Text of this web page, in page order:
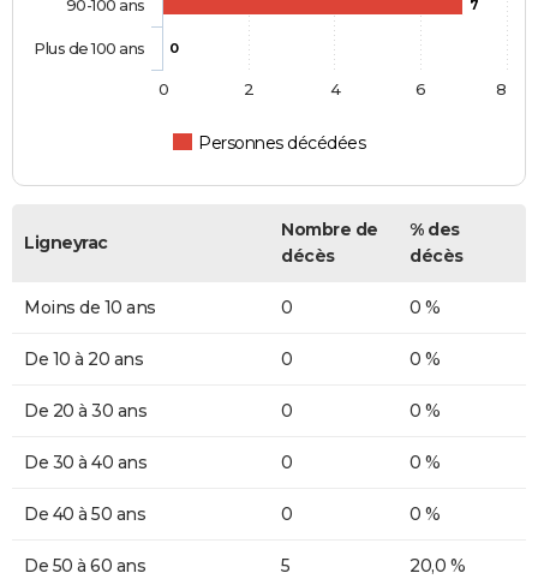
7
0
Personnes décédées
90-100 ans
Plus de 100 ans
0 2 4 6 8
Ligneyrac
Nombre de
décès
% des
décès
Moins de 10 ans 0 0 %
De 10 à 20 ans 0 0 %
De 20 à 30 ans 0 0 %
De 30 à 40 ans 0 0 %
De 40 à 50 ans 0 0 %
De 50 à 60 ans 5 20,0 %